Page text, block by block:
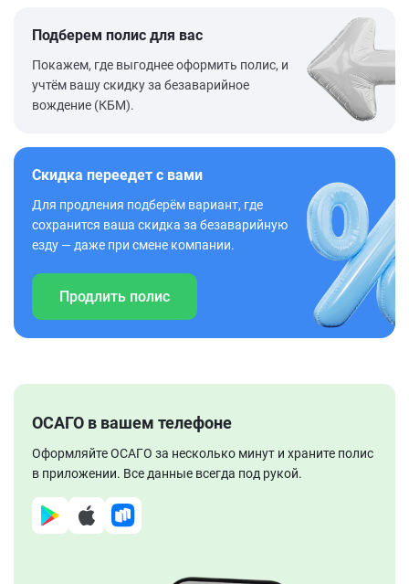
Подберем полис для вас
Покажем, где выгоднее оформить полис, и
учтём вашу скидку за безаварийное
вождение (КБМ).
Скидка переедет с вами
Для продления подберём вариант, где
сохранится ваша скидка за безаварийную
езду — даже при смене компании.
Продлить полис
ОСАГО в вашем телефоне
Оформляйте ОСАГО за несколько минут и храните полис
в приложении. Все данные всегда под рукой.